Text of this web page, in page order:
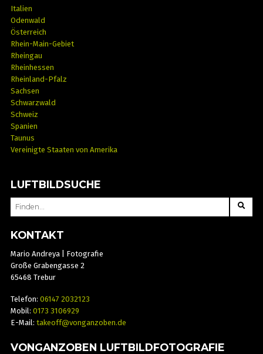
Italien
Odenwald
Österreich
Rhein-Main-Gebiet
Rheingau
Rheinhessen
Rheinland-Pfalz
Sachsen
Schwarzwald
Schweiz
Spanien
Taunus
Vereinigte Staaten von Amerika
LUFTBILDSUCHE
SEARCH
KONTAKT
Mario Andreya | Fotografie
Große Grabengasse 2
65468 Trebur
Telefon: 06147 2032123
Mobil: 0173 3106929
E-Mail: takeoff@vonganzoben.de
VONGANZOBEN LUFTBILDFOTOGRAFIE